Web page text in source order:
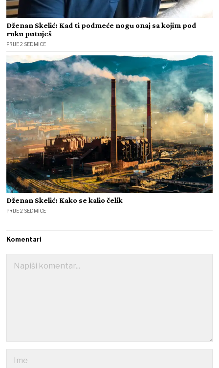
Dženan Skelić: Kad ti podmeće nogu onaj sa kojim pod
ruku putuješ
PRIJE 2 SEDMICE
Dženan Skelić: Kako se kalio čelik
PRIJE 2 SEDMICE
Komentari